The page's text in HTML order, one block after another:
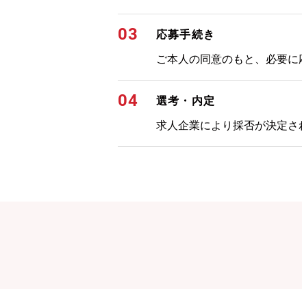
03
応募手続き
ご本人の同意のもと、必要
04
選考・内定
求人企業により採否が決定